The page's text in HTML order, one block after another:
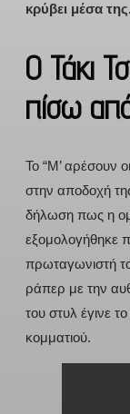
κρύβει μέσα της.
Ο Τάκι
πίσω
Το “Μ’ αρέσουν
στην αποδοχή
δήλωση πως η
εξομολογήθηκε
πρωταγωνιστή
ράπερ με την
του στυλ έγινε
κομματιού.